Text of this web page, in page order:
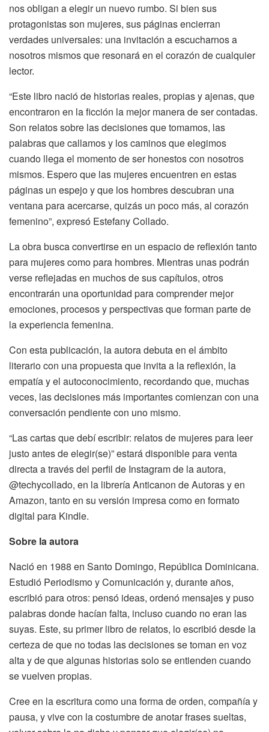
nos obligan a elegir un nuevo rumbo. Si bien sus
protagonistas son mujeres, sus páginas encierran
verdades universales: una invitación a escucharnos a
nosotros mismos que resonará en el corazón de cualquier
lector.
“Este libro nació de historias reales, propias y ajenas, que
encontraron en la ficción la mejor manera de ser contadas.
Son relatos sobre las decisiones que tomamos, las
palabras que callamos y los caminos que elegimos
cuando llega el momento de ser honestos con nosotros
mismos. Espero que las mujeres encuentren en estas
páginas un espejo y que los hombres descubran una
ventana para acercarse, quizás un poco más, al corazón
femenino”, expresó Estefany Collado.
La obra busca convertirse en un espacio de reflexión tanto
para mujeres como para hombres. Mientras unas podrán
verse reflejadas en muchos de sus capítulos, otros
encontrarán una oportunidad para comprender mejor
emociones, procesos y perspectivas que forman parte de
la experiencia femenina.
Con esta publicación, la autora debuta en el ámbito
literario con una propuesta que invita a la reflexión, la
empatía y el autoconocimiento, recordando que, muchas
veces, las decisiones más importantes comienzan con una
conversación pendiente con uno mismo.
“Las cartas que debí escribir: relatos de mujeres para leer
justo antes de elegir(se)” estará disponible para venta
directa a través del perfil de Instagram de la autora,
@techycollado, en la librería Anticanon de Autoras y en
Amazon, tanto en su versión impresa como en formato
digital para Kindle.
Sobre la autora
Nació en 1988 en Santo Domingo, República Dominicana.
Estudió Periodismo y Comunicación y, durante años,
escribió para otros: pensó ideas, ordenó mensajes y puso
palabras donde hacían falta, incluso cuando no eran las
suyas. Este, su primer libro de relatos, lo escribió desde la
certeza de que no todas las decisiones se toman en voz
alta y de que algunas historias solo se entienden cuando
se vuelven propias.
Cree en la escritura como una forma de orden, compañía y
pausa, y vive con la costumbre de anotar frases sueltas,